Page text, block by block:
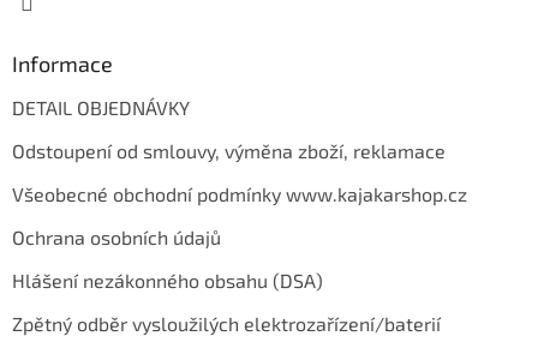
Informace
DETAIL OBJEDNÁVKY
Odstoupení od smlouvy, výměna zboží, reklamace
Všeobecné obchodní podmínky www.kajakarshop.cz
Ochrana osobních údajů
Hlášení nezákonného obsahu (DSA)
Zpětný odběr vysloužilých elektrozařízení/baterií